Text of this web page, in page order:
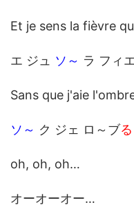
Et je sens la fièvre
エ ジュ ソ～ ラ フィ
Sans que j'aie
ソ～ ク ジェ ロ～ブる
oh, oh, oh…
オーオーオー…